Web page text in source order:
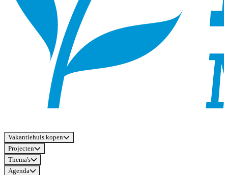
Vakantiehuis kopen
Projecten
Thema's
Agenda